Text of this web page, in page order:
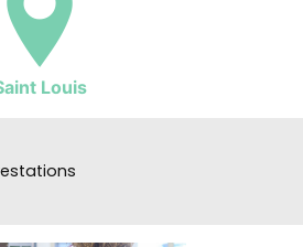
Louis